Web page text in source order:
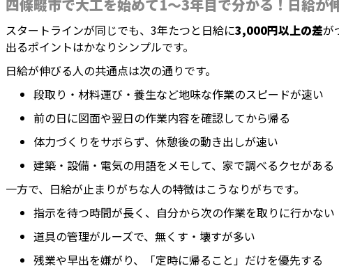
四條畷市で大工を始めて1〜3年目で分かる！日給が
スタートラインが同じでも、3年たつと日給に3,000円以上の差が
出るポイントはかなりシンプルです。
日給が伸びる人の共通点は次の通りです。
段取り・材料運び・養生など地味な作業のスピードが速い
前の日に図面や翌日の作業内容を確認してから帰る
体力づくりをサボらず、休憩後の動き出しが速い
建築・設備・電気の用語をメモして、家で調べるクセがある
一方で、日給が止まりがちな人の特徴はこうなりがちです。
指示を待つ時間が長く、自分から次の作業を取りに行かない
道具の管理がルーズで、無くす・壊すが多い
残業や早出を嫌がり、「定時に帰ること」だけを優先する